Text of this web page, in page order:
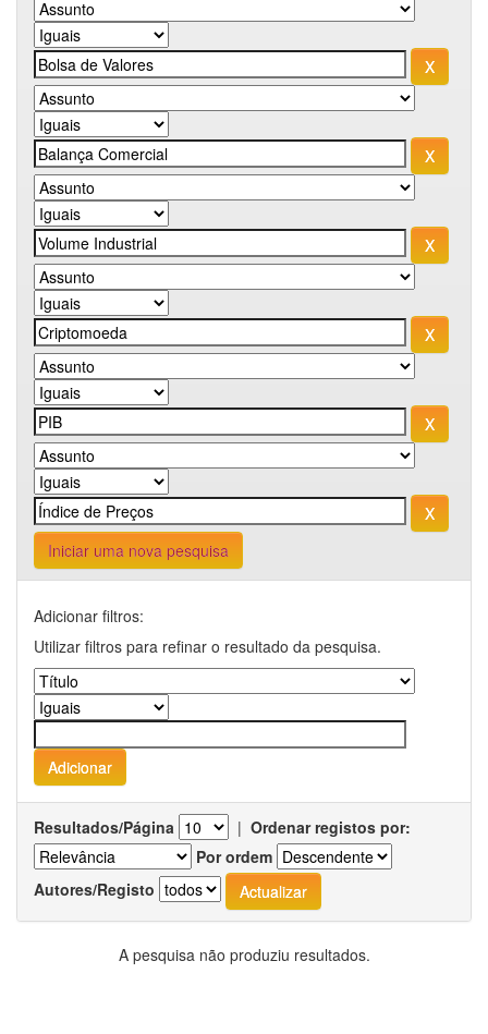
Iniciar uma nova pesquisa
Adicionar filtros:
Utilizar filtros para refinar o resultado da pesquisa.
Resultados/Página | Ordenar registos por:
Por ordem
Autores/Registo
A pesquisa não produziu resultados.